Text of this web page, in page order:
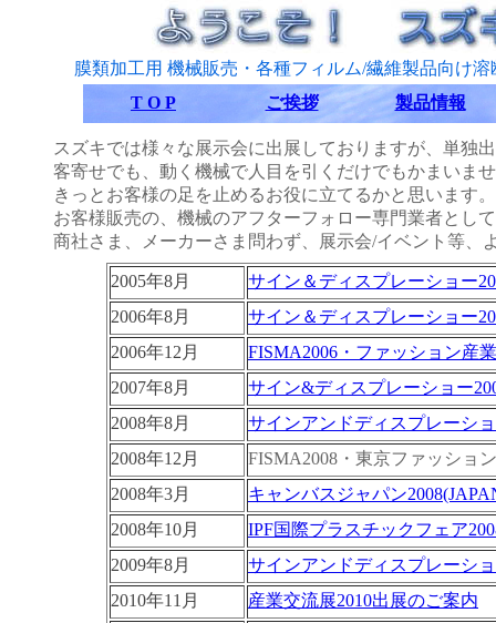
膜類加工用 機械販売・各種フィルム/繊維製品向け
T O P
ご挨拶 製品情報
スズキでは様々な展示会に出展しておりますが、単独
客寄せでも、動く機械で人目を引くだけでもかまいま
きっとお客様の足を止めるお役に立てるかと思います。
お客様販売の、機械のアフターフォロー専門業者とし
商社さま、メーカーさま問わず、展示会/イベント等、
2005年8月
サイン＆ディスプレーショー
2006年8月
サイン＆ディスプレーショー
2006年12月
FISMA2006・ファッション産
2007年8月
サイン&ディスプレーショー
2008年8月
サインアンドディスプレーシ
2008年12月
FISMA2008・東京ファッショ
2008年3月
キャンバスジャパン
2008年10月
IPF国際プラスチックフェア
2009年8月
サインアンドディスプレーシ
2010年11月
産業交流展2010出展のご案内